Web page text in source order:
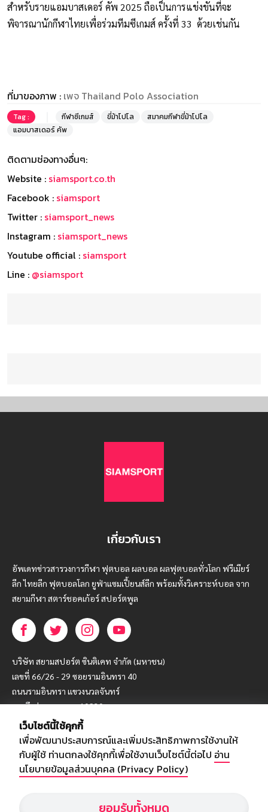
สำหรับรายแอมบาสเดอร์ คัพ 2025 ถือเป็นการแข่งขันที่จะ
พิจารณานักกีฬาไทยเพื่อร่วมทีมซีเกมส์ ครั้งที่ 33 ด้วยเช่นกัน
ที่มาของภาพ : เพจ Thailand Polo Association
Tag : กีฬาซีเกมส์ ขี่ม้าโปโล
สมาคมกีฬาขี่ม้าโปโล
แอมบาสเดอร์ คัพ
ติดตามช่องทางอื่นๆ:
Website : siamsport.co.th
Facebook : siamsport
Twitter : siamsport_news
Instagram : siamsport_news
Youtube official : siamsport
Line : @siamsport
เกี่ยวกับเรา
อัพเดทข่าวสารวงการกีฬา ฟุตบอล ผลบอล ผลฟุตบอลทั่วโลก ฟรีเมียร์
ลีก ไทยลีก ฟุตบอลโลก ยูฟ่าแซมเปี้ยนส์ลีก พร้อมทั้งวิเคราะห์บอล จาก
สยามกีฬา สตาร์ชอคเก้อร์ สปอร์ตพูล
บริษัท สยามสปอร์ต ซินติเคท จำกัด (มหาชน)
เลขที่ 66/26 - 29 ซอยรามอินทรา 40
ถนนรามอินทรา แขวงนวลจันทร์
เขตบึงกุ่ม กรุงเทพฯ 10230
โทร : 02-5088-000
อีเมล์ : webmaster@siamsport.co.th
เว็บไซต์ : www.siamsport.co.th
เว็บไซต์นี้ใช้คุกกี้
เพื่อพัฒนาประสบการณ์และเพิ่มประสิทธิภาพการใช้งานให้
กับผู้ใช้ ท่านตกลงใช้คุกกี้เพื่อใช้งานเว็บไซต์นี้ต่อไป อ่าน
นโยบายข้อมูลส่วนบุคคล (Privacy Policy)
ยอมรับทั้งหมด